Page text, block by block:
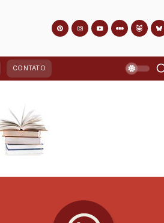
CONTATO